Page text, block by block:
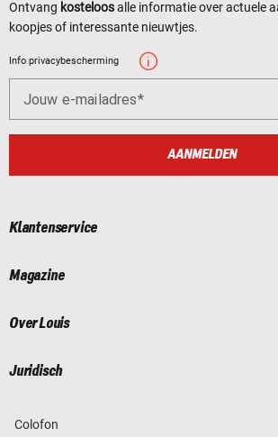
Ontvang kosteloosalle informatie over actuele
koopjes of interessante nieuwtjes.
Info privacybescherming
Jouw e-mailadres
AANMELDEN
Klantenservice
Magazine
Over Louis
Juridisch
Colofon